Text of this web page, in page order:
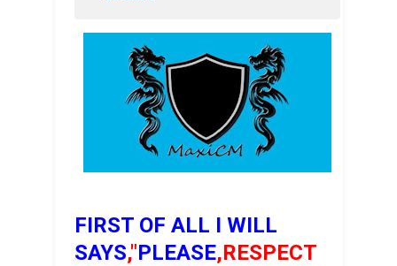
FIRST OF ALL I WILL
SAYS,"PLEASE,RESPECT